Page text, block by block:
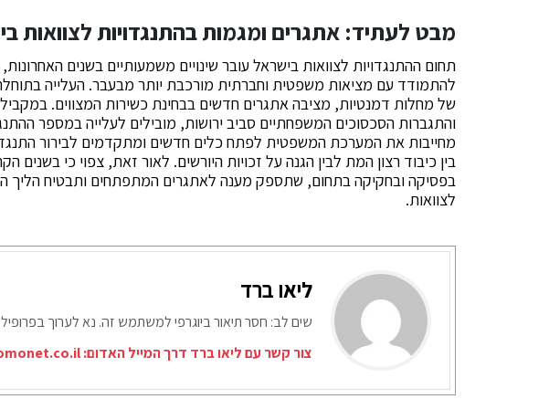
מבט לעתיד: אתגרים ומגמות בהתנגדויות לצוואות
תחום ההתנגדויות לצוואות בישראל עובר שינויים משמעותיים בשנים
להתמודד עם מציאות משפטית וחברתית מורכבת יותר מבעבר. העלייה
של מחלות דמנטיות, מציבה אתגרים חדשים בבחינת כשירות המצווים.
והתגברות הסכסוכים המשפחתיים סביב ירושות, מובילים לעלייה במספר
מחייבות את המערכת המשפטית לפתח כלים חדשים ומתקדמים לבירור
בין כיבוד רצון המת לבין הגנה על זכויות היורשים. לאור זאת, צפוי כי
בפסיקה ובחקיקה בתחום, שתספק מענה לאתגרים המתפתחים ותבטיח הליך
לצוואות.
ליאו ברד
שים לב: חסר תיאור ביוגרפי למשתמש זה. נא לערוך
צור קשר עם ליאו ברד דרך המייל האדום: